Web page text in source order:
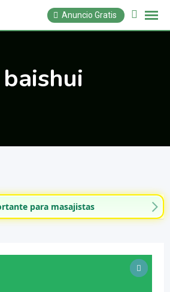
Anuncio Gratis
para masajistas